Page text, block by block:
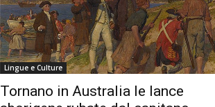
Lingue e Culture
Tornano in Australia le lance